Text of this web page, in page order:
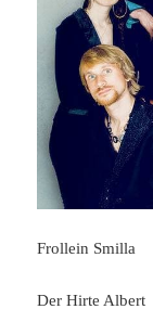
Frollein Smilla
Der Hirte Albert